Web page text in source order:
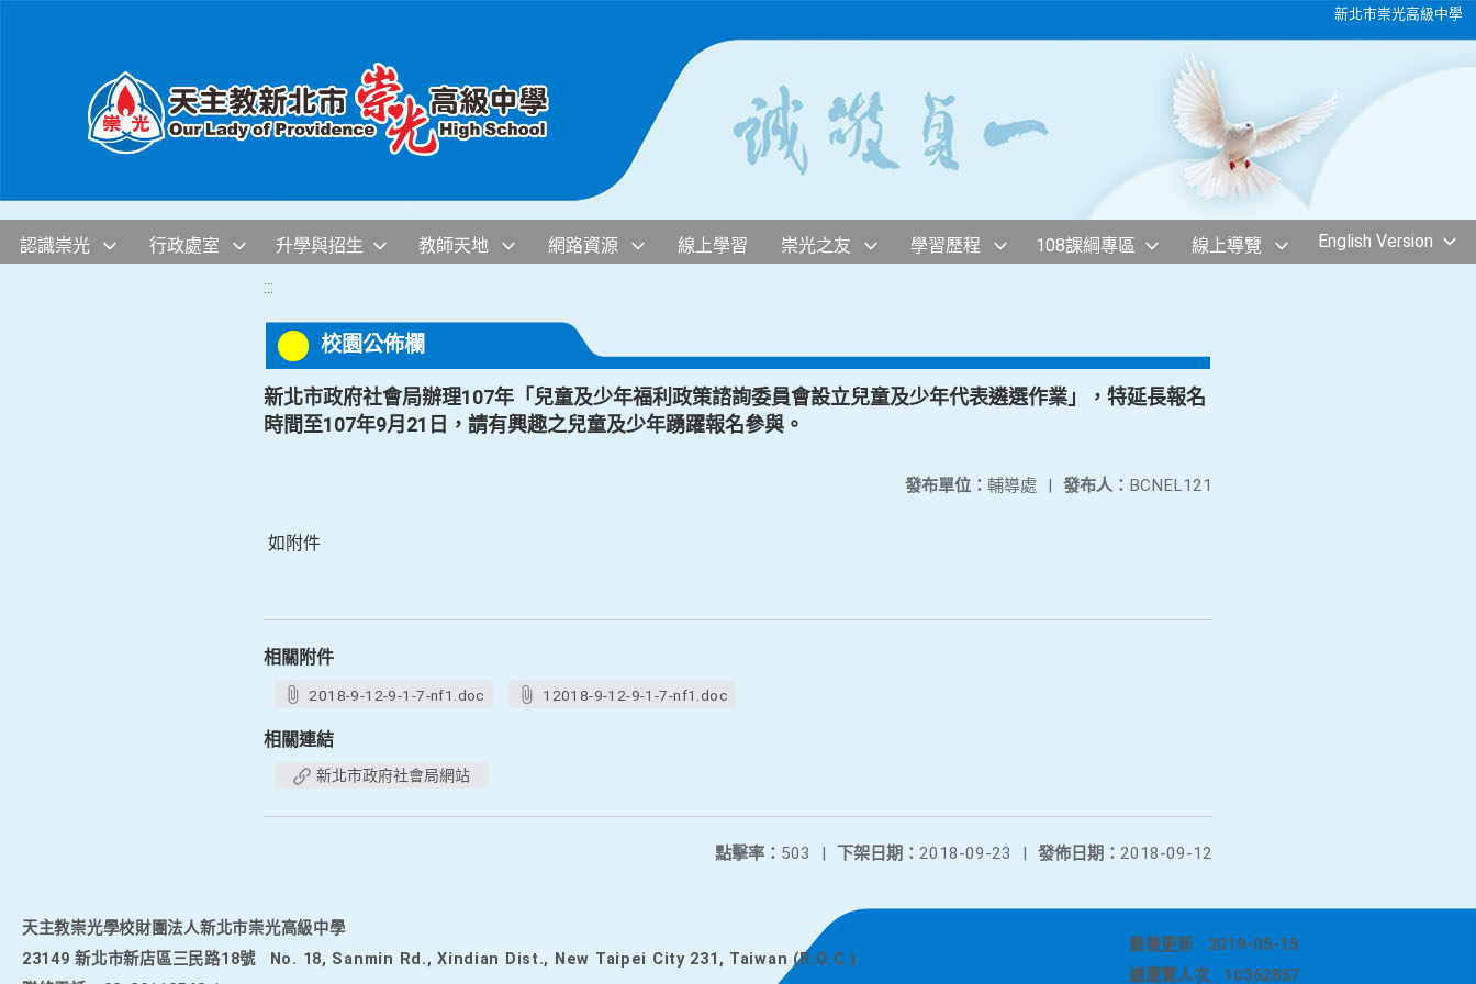
新北市崇光高級中學
認識崇光 行政處室 升學與招生 教師天地 網路資源 線上學習 崇光之友 學習歷程 108課綱專區 線上導覽 English Version
:::
校園公佈欄
新北市政府社會局辦理107年「兒童及少年福利政策諮詢委員會設立兒童及少年代表遴選作業」，特延長報名
時間至107年9月21日，請有興趣之兒童及少年踴躍報名參與。
發布人： BCNEL121
發布單位： 輔導處 |
如附件
相關附件
2018-9-12-9-1-7-nf1.doc 12018-9-12-9-1-7-nf1.doc
相關連結
新北市政府社會局網站
發佈日期： 2018-09-12
下架日期： 2018-09-23 |
點擊率： 503 |
天主教崇光學校財團法人新北市崇光高級中學
23149 新北市新店區三民路18號
No. 18, Sanmin Rd., Xindian Dist., New Taipei City 231, Taiwan (R.O.C.)
最後更新
2019-05-15
總瀏覽人次
10362857